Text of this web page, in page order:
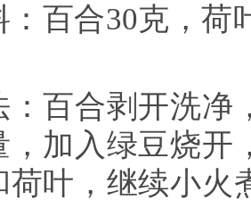
合30克，荷
合剥开洗净
，加入绿豆烧开
荷叶，继续小火